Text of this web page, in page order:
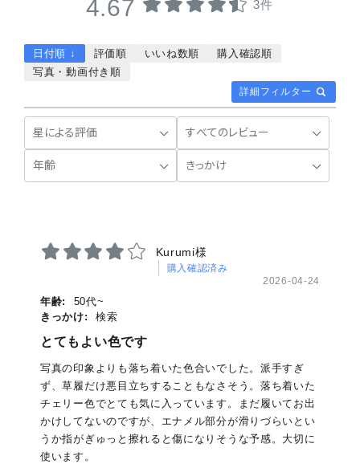
4.67 3件
詳細フィルター
日付順 ↓ 評価順 いいね数順
購入確認順
写真・動画付き順
Kurumi様
購入確認済み
2026-04-24
年齢:
50代~
きっかけ:
検索
とてもよい色です
写真の印象よりも落ち着いた色合いでした。派手すぎ
ず、草履だけ悪目立ちすることもなさそう。落ち着いた
チェリー色でとても気に入っています。まだ履いてお出
かけしてないのですが、エナメル部分が滑りづらいとい
うか指がぎゅっと擦れると傷になりそうな予感。大切に
使います。